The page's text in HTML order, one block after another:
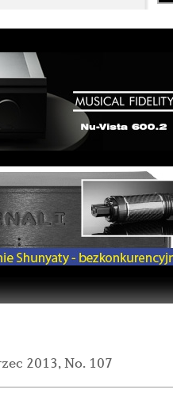
2013, No. 107